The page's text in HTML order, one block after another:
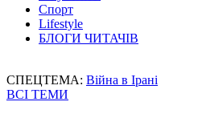
Спорт
Lifestyle
БЛОГИ ЧИТАЧІВ
СПЕЦТЕМА: Війна в Ірані
ВСІ ТЕМИ